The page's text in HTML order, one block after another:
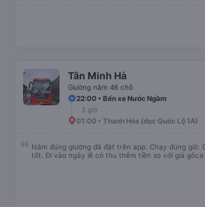
Tân Minh Hà
Giường nằm 46 chỗ
22:00 • Bến xe Nước Ngầm
3 giờ
01:00 • Thanh Hóa (dọc Quốc Lộ 1A)
Nằm đúng giường đã đặt trên app. Chạy đúng giờ.
tốt. Đi vào ngày lễ có thu thêm tiền so với giá gôca